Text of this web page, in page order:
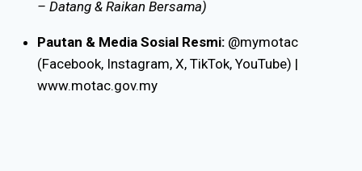
– Datang & Raikan Bersama)
Pautan & Media Sosial Resmi:@mymotac
(Facebook, Instagram, X, TikTok, YouTube) |
www.motac.gov.my